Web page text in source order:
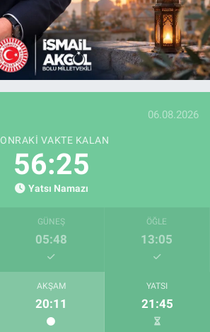
06.08.2026
VAKTE KALAN
56:25
Yatsı Namazı
GÜNEŞ
05:48
ÖĞLE
13:05
AKŞAM
20:11
YATSI
21:45